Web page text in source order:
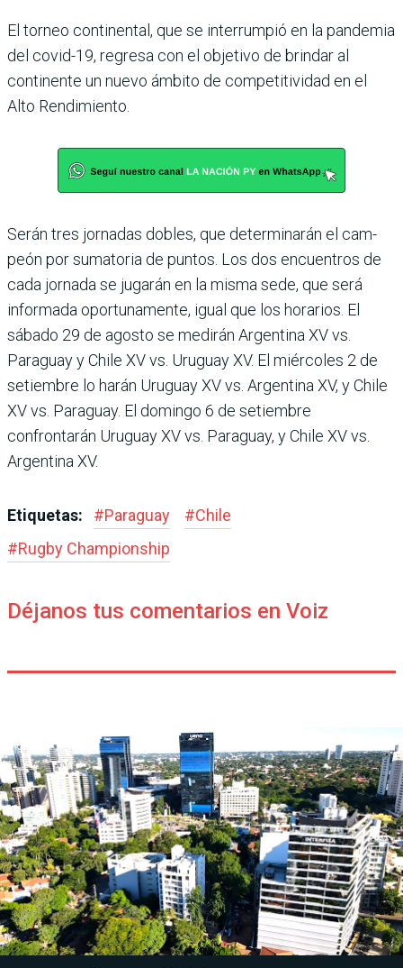
El torneo continental, que se interrumpió en la pan­demia
del covid-19, regresa con el objetivo de brindar al
continente un nuevo ámbito de competitividad en el
Alto Rendimiento.
Serán tres jornadas dobles, que determinarán el cam­
peón por sumatoria de pun­tos. Los dos encuentros de
cada jornada se jugarán en la misma sede, que será
infor­mada oportunamente, igual que los horarios. El
sábado 29 de agosto se medirán Argen­tina XV vs.
Paraguay y Chile XV vs. Uruguay XV. El miér­coles 2 de
setiembre lo harán Uruguay XV vs. Argentina XV, y Chile
XV vs. Paraguay. El domingo 6 de setiembre
confrontarán Uruguay XV vs. Paraguay, y Chile XV vs.
Argentina XV.
Etiquetas: #Paraguay #Chile
#Rugby Champions­hip
Déjanos tus comentarios en Voiz